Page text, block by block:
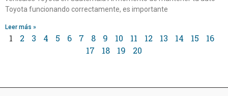
Toyota funcionando correctamente, es importante
Leer más »
1 2 3 4 5 6 7 8 9 10 11 12 13 14 15
16
17
18 19 20